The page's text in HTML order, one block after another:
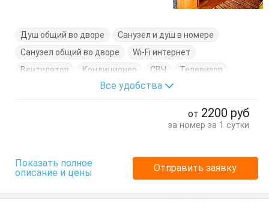
Душ общий во дворе
Санузел и душ в номере
Санузел общий во дворе
Wi-Fi интернет
Вентилятор
Кондиционер СВЧ
Телевизор
Холодильник
Электрочайник
Кровать двуспальная
Шкаф
Все удобства
от 2200 руб
за номер за 1 сутки
Показать полное
описание и цены
Отправить заявку